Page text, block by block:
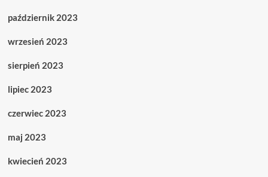
październik 2023
wrzesień 2023
sierpień 2023
lipiec 2023
czerwiec 2023
maj 2023
kwiecień 2023